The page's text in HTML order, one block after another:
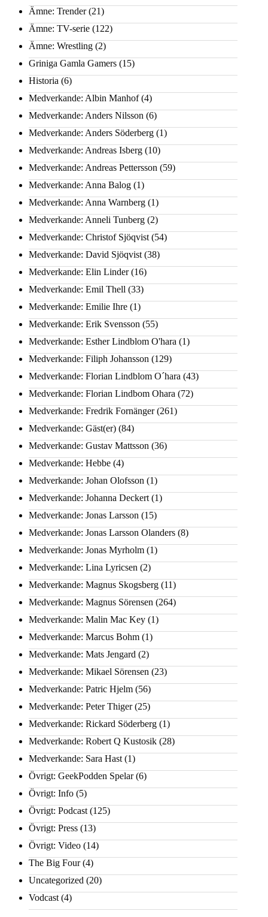
Ämne: Trender(21)
Ämne: TV-serie (122)
Ämne: Wrestling (2)
Griniga Gamla Gamers (15)
Historia (6)
Medverkande: Albin Manhof(4)
Medverkande: Anders Nilsson (6)
Medverkande: Anders Söderberg (1)
Medverkande: Andreas Isberg (10)
Medverkande: Andreas Pettersson (59)
Medverkande: Anna Balog (1)
Medverkande: Anna Warnberg (1)
Medverkande: Anneli Tunberg (2)
Medverkande: Christof Sjöqvist (54)
Medverkande: David Sjöqvist (38)
Medverkande: Elin Linder(16)
Medverkande: Emil Thell (33)
Medverkande: Emilie Ihre (1)
Medverkande: Erik Svensson (55)
Medverkande: Esther Lindblom O'hara (1)
Medverkande: Filiph Johansson (129)
Medverkande: Florian Lindblom O´hara (43)
Medverkande: Florian Lindbom Ohara (72)
Medverkande: Fredrik Fornänger(261)
Medverkande: Gäst(er) (84)
Medverkande: Gustav Mattsson (36)
Medverkande: Hebbe (4)
Medverkande: Johan Olofsson (1)
Medverkande: Johanna Deckert (1)
Medverkande: Jonas Larsson (15)
Medverkande: Jonas Larsson Olanders (8)
Medverkande: Jonas Myrholm (1)
Medverkande: Lina Lyricsen (2)
Medverkande: Magnus Skogsberg (11)
Medverkande: Magnus Sörensen (264)
Medverkande: Malin Mac Key (1)
Medverkande: Marcus Bohm (1)
Medverkande: Mats Jengard (2)
Medverkande: Mikael Sörensen (23)
Medverkande: Patric Hjelm (56)
Medverkande: Peter Thiger(25)
Medverkande: Rickard Söderberg (1)
Medverkande: Robert Q Kustosik (28)
Medverkande: Sara Hast (1)
Övrigt: GeekPodden Spelar(6)
Övrigt: Info (5)
Övrigt: Podcast (125)
Övrigt: Press (13)
Övrigt: Video (14)
The Big Four(4)
Uncategorized (20)
Vodcast (4)